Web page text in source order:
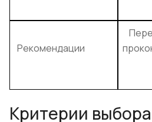
Рекомендации
Критерии выбора